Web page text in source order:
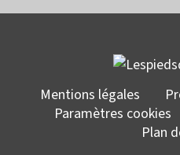
Mentions légales
Paramètres cookies
Plan